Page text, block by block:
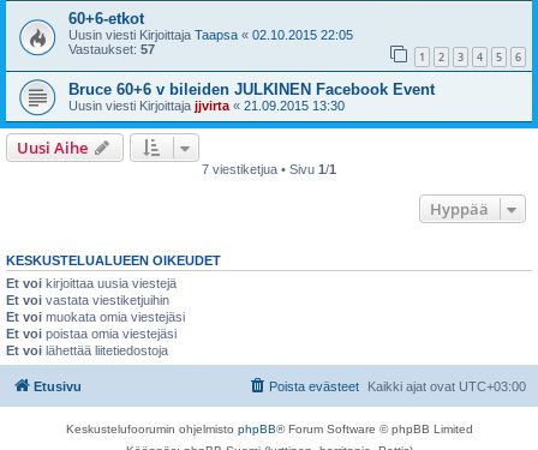
60+6-etkot
Uusin viesti Kirjoittaja Taapsa « 02.10.2015 22:05
Vastaukset: 57 1 2 3 4 5 6
Bruce 60+6 v bileiden JULKINEN Facebook Event
Uusin viesti Kirjoittaja jjvirta « 21.09.2015 13:30
Uusi Aihe
7 viestiketjua • Sivu 1/1
Hyppää
KESKUSTELUALUEEN OIKEUDET
Et voi kirjoittaa uusia viestejä
Et voi vastata viestiketjuihin
Et voi muokata omia viestejäsi
Et voi poistaa omia viestejäsi
Et voi lähettää liitetiedostoja
Etusivu Kaikki ajat ovat UTC+03:00
Poista evästeet
Keskustelufoorumin ohjelmisto phpBB® Forum Software © phpBB Limited